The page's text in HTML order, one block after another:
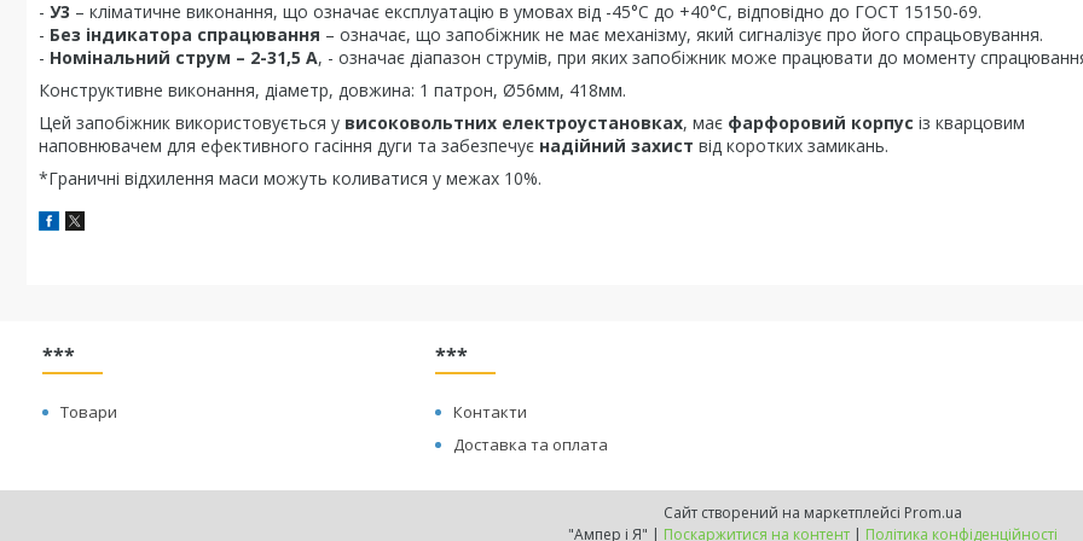
- У3 – кліматичне виконання, що означає експлуатацію в умовах від -45°C до +40°C, відповідно до ГОСТ 15150-69.
- Без індикатора спрацювання – означає, що запобіжник не має механізму, який сигналізує про його спрацьовування.
- Номінальний струм – 2-31,5 А, - означає діапазон струмів, при яких запобіжник може працювати до моменту
Конструктивне виконання, діаметр, довжина: 1 патрон, Ø56мм, 418мм.
Цей запобіжник використовується у високовольтних електроустановках, має фарфоровий корпус із кварцовим
наповнювачем для ефективного гасіння дуги та забезпечує надійний захист від коротких замикань.
*Граничні відхилення маси можуть коливатися у межах 10%.
***
Товари
***
Контакти
Доставка та оплата
Сайт створений на маркетплейсі Prom.ua
"Ампер і Я" | Поскаржитися на контент | Політика конфіденційності